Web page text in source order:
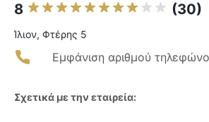
8 (30)
Ίλιον, Φτέρης 5
Εμφάνιση αριθμού
Σχετικά με την εταιρεία: